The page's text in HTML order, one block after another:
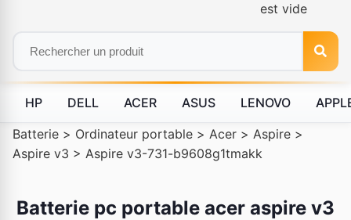
est vide
HP DELL ACER ASUS LENOVO
Batterie > Ordinateur portable > Acer > Aspire >
Aspire v3 > Aspire v3-731-b9608g1tmakk
Batterie pc portable acer aspire v3